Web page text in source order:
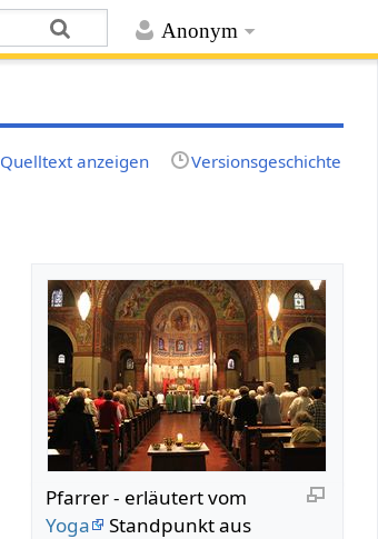
Anonym
Quelltext anzeigen Versionsgeschichte
Pfarrer - erläutert vom
Yoga
Standpunkt aus